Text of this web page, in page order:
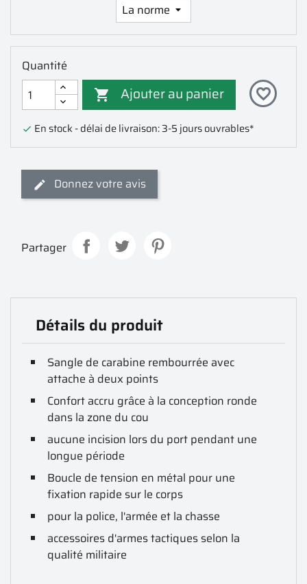
Quantité
 Ajouter au panier favorite_border
 En stock - délai de livraison: 3-5 jours ouvrables*
Donnez votre avis
Partager
Détails du produit
Sangle de carabine rembourrée avec
attache à deux points
Confort accru grâce à la conception ronde
dans la zone du cou
aucune incision lors du port pendant une
longue période
Boucle de tension en métal pour une
fixation rapide sur le corps
pour la police, l'armée et la chasse
accessoires d'armes tactiques selon la
qualité militaire